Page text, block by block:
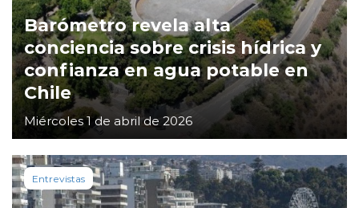
Barómetro revela alta
conciencia sobre crisis hídrica y
confianza en agua potable en
Chile
Miércoles 1 de abril de 2026
Entrevistas